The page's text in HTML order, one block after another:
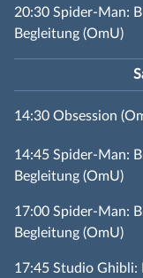
20:30 Spider-Man:
Begleitung (OmU)
14:30 Obsession
14:45 Spider-Man:
Begleitung (OmU)
17:00 Spider-Man:
Begleitung (OmU)
17:45 Studio Ghibli: